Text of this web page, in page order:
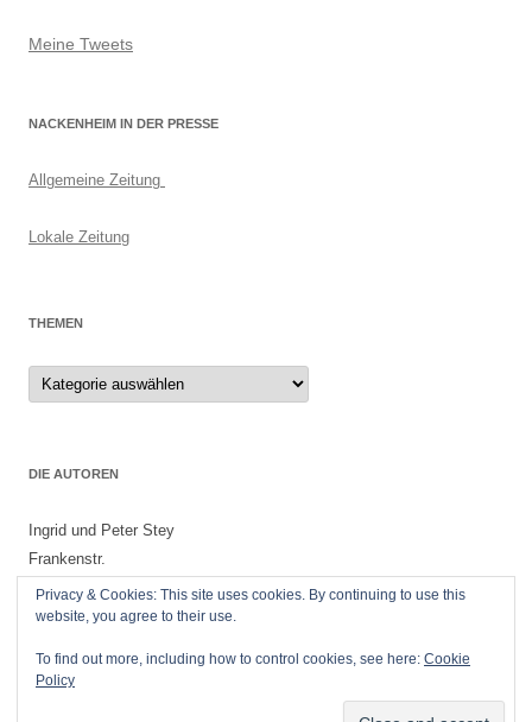
Meine Tweets
NACKENHEIM IN DER PRESSE
Allgemeine Zeitung
Lokale Zeitung
THEMEN
Themen
DIE AUTOREN
Ingrid und Peter Stey
Frankenstr.
55299 Nackenheim
Privacy & Cookies: This site uses cookies. By continuing to use this
website, you agree to their use.
To find out more, including how to control cookies, see here: Cookie
Policy